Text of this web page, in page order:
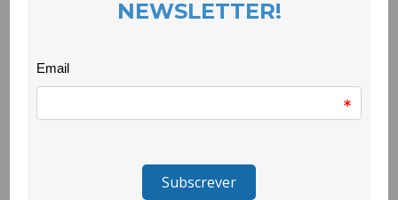
estereótipos de género. Já aMarta Vilarinho, muito a sério, fez
oFernando Landeira do Teatro das Beiras e a Noelia Rodríguez
da CooLabora atrazerem-nos uma Cinderela que não queria ser
mulher objecto. O público não selimitou a ser público e seguiu
a velha frase: vemos, ouvimos e lemos, nestecaso lendo